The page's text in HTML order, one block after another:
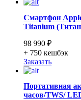
Смартфон
Titanium
98 990 ₽
+ 750 кешбэк
Заказать
Портативная
часов/TWS/